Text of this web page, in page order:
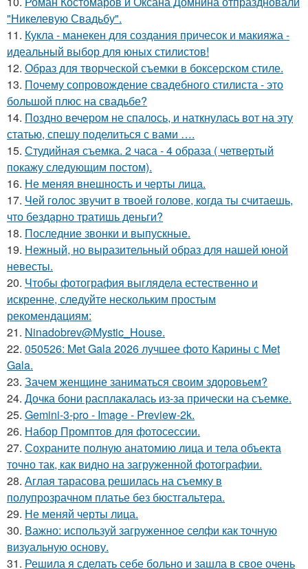
"Никелевую Свадьбу".
11. Кукла - манекен для создания причесок и макияжа -
идеальный выбор для юных стилистов!
12. Образ для творческой съемки в боксерском стиле.
13. Почему сопровождение свадебного стилиста - это
большой плюс на свадьбе?
14. Поздно вечером не спалось, и наткнулась вот на эту
статью, спешу поделиться с вами ….
15. Студийная съемка. 2 часа - 4 образа ( четвертый
покажу следующим постом).
16. Не меняя внешность и черты лица.
17. Чей голос звучит в твоей голове, когда ты считаешь,
что бездарно тратишь деньги?
18. Последние звонки и выпускные.
19. Нежный, но выразительный образ для нашей юной
невесты.
20. Чтобы фотография выглядела естественно и
искренне, следуйте нескольким простым
рекомендациям:
21. Ninadobrev@Mystic_House.
22. 050526: Met Gala 2026 лучшее фото Карины с Met
Gala.
23. Зачем женщине заниматься своим здоровьем?
24. Дочка бони расплакалась из-за прически на съемке.
25. Gemini-3-pro - Image - Preview-2k.
26. Набор Промптов для фотосессии.
27. Сохраните полную анатомию лица и тела объекта
точно так, как видно на загруженной фотографии.
28. Аглая тарасова решилась на съемку в
полупрозрачном платье без бюстгальтера.
29. Не меняй черты лица.
30. Важно: используй загруженное селфи как точную
визуальную основу.
31. Решила я сделать себе больно и зашла в свое очень